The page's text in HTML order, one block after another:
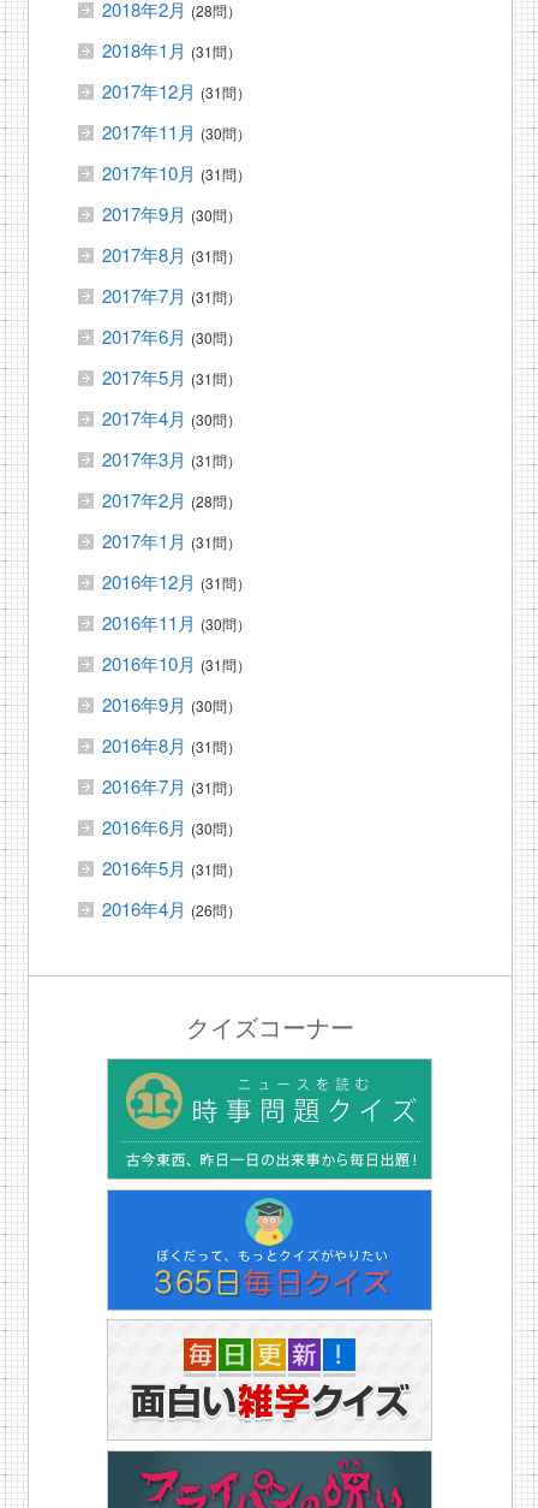
2018年2月 (28問）
2018年1月 (31問）
2017年12月 (31問）
2017年11月 (30問）
2017年10月 (31問）
2017年9月 (30問）
2017年8月 (31問）
2017年7月 (31問）
2017年6月 (30問）
2017年5月 (31問）
2017年4月 (30問）
2017年3月 (31問）
2017年2月 (28問）
2017年1月 (31問）
2016年12月 (31問）
2016年11月 (30問）
2016年10月 (31問）
2016年9月 (30問）
2016年8月 (31問）
2016年7月 (31問）
2016年6月 (30問）
2016年5月 (31問）
2016年4月 (26問）
クイズコーナー